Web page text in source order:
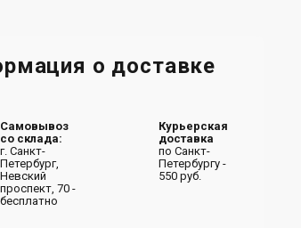
о доставке
Самовывоз
со склада:
г. Санкт-
Петербург,
Невский
проспект, 70 -
бесплатно
Курьерская
доставка
по Санкт-
Петербургу -
550 руб.